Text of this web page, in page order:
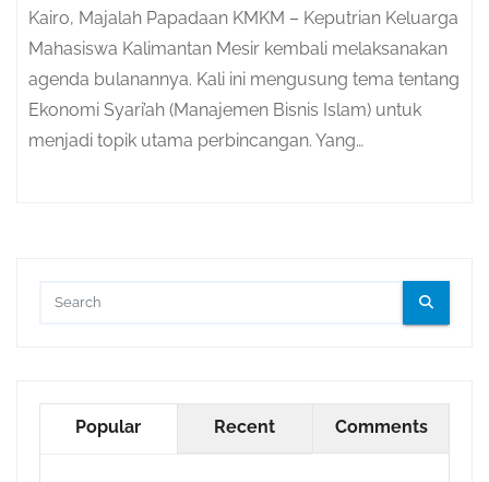
Kairo, Majalah Papadaan KMKM – Keputrian Keluarga
Mahasiswa Kalimantan Mesir kembali melaksanakan
agenda bulanannya. Kali ini mengusung tema tentang
Ekonomi Syari’ah (Manajemen Bisnis Islam) untuk
menjadi topik utama perbincangan. Yang…
Popular Recent Comments